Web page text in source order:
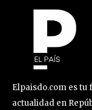
Elpaisdo.com es tu
actualidad en